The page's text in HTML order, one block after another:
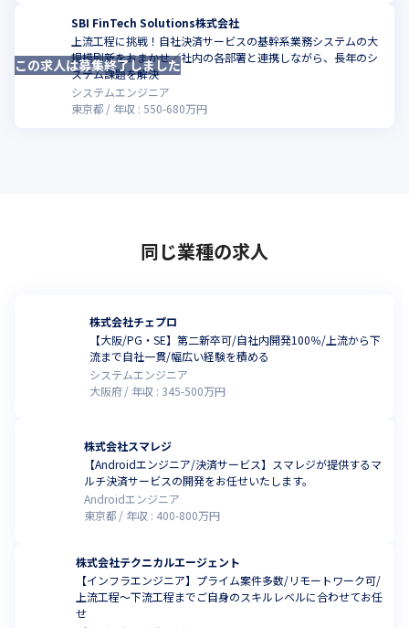
SBI FinTech Solutions株式会社
上流工程に挑戦！自社決済サービスの基幹系業務システムの大
規模刷新をおまかせ／社内の各部署と連携しながら、長年のシ
ステム課題を解決
システムエンジニア
東京都
年収 : 550-680万円
この求人は募集終了しました
同じ業種の求人
株式会社チェプロ
【大阪/PG・SE】第二新卒可/自社内開発100％/上流から下
流まで自社一貫/幅広い経験を積める
システムエンジニア
大阪府
年収 : 345-500万円
株式会社スマレジ
【Androidエンジニア/決済サービス】スマレジが提供するマ
ルチ決済サービスの開発をお任せいたします。
Androidエンジニア
東京都
年収 : 400-800万円
株式会社テクニカルエージェント
【インフラエンジニア】プライム案件多数/リモートワーク可/
上流工程～下流工程までご自身のスキルレベルに合わせてお任
せ